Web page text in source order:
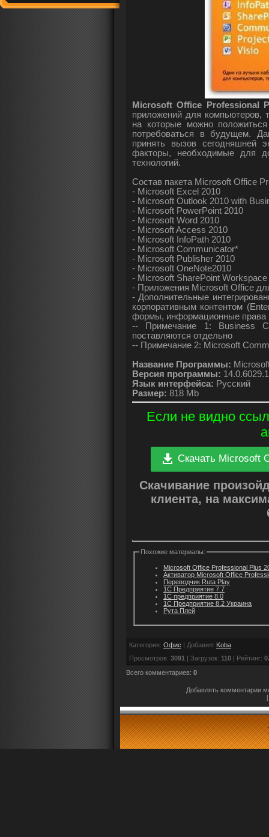
Microsoft Office Professional
приложений для компьютеров,
на которые можно
потребоваться в будущем.
принять вызов сегодняшней
факторы, необходимые для
технологий.
Состав пакета Microsoft Office
- Microsoft Excel 2010
- Microsoft Outlook 2010 with
- Microsoft PowerPoint 2010
- Microsoft Word 2010
- Microsoft Access 2010
- Microsoft InfoPath 2010
- Microsoft Communicator*
- Microsoft Publisher 2010
- Microsoft OneNote2010
- Microsoft SharePoint Workspace
- Приложения Microsoft Office
- Дополнительные
корпоративным контентом
формы, информационные права
-- Примечание 1: Business
поставляются отдельно
-- Примечание 2: Microsoft
Название Программы:
Версия программы:
Язык интерфейса: Русский
Размер: 818 Mb
Если не видно
Скачать Microsoft
Скачивание
клиента, на
Похожие материалы:
Microsoft Office Professional Plus
Активатор Microsoft Office
Переводчик Ruta Play
1С Предприятие 7.7
1С предприятие 8.0
1С Предприятие 8.2 Украина
Рута Плей
Категория: Офис | Добавил: Koba
Просмотров: 3091 | Загрузок: 110 | Рейтинг:
Всего комментариев: 0
Добавлять комментарии